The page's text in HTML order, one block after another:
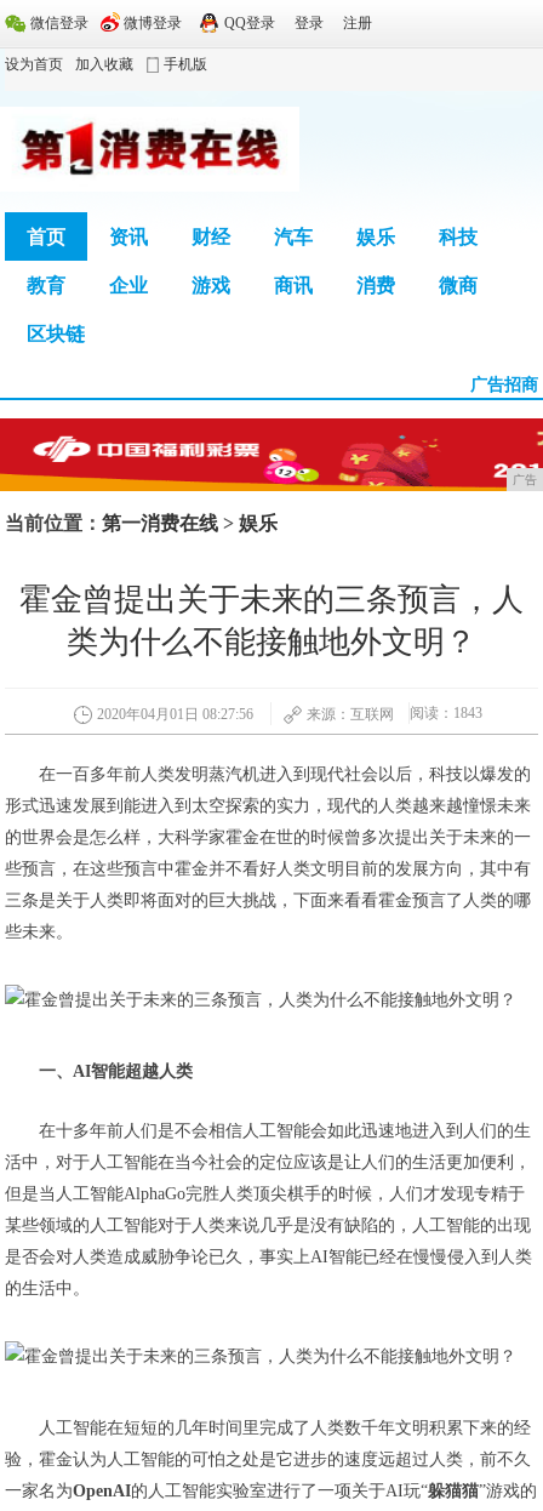
微信登录 微博登录 QQ登录 登录 注册
设为首页 加入收藏 手机版
首页 资讯 财经 汽车 娱乐 科技
教育 企业 游戏 商讯 消费 微商
区块链
广告招商
广告
当前位置：第一消费在线 >娱乐
霍金曾提出关于未来的三条预言，人
类为什么不能接触地外文明？
2020年04月01日 08:27:56 来源：互联网 阅读：1843
在一百多年前人类发明蒸汽机进入到现代社会以后，科技以爆发的
形式迅速发展到能进入到太空探索的实力，现代的人类越来越憧憬未来
的世界会是怎么样，大科学家霍金在世的时候曾多次提出关于未来的一
些预言，在这些预言中霍金并不看好人类文明目前的发展方向，其中有
三条是关于人类即将面对的巨大挑战，下面来看看霍金预言了人类的哪
些未来。
一、AI智能超越人类
在十多年前人们是不会相信人工智能会如此迅速地进入到人们的生
活中，对于人工智能在当今社会的定位应该是让人们的生活更加便利，
但是当人工智能AlphaGo完胜人类顶尖棋手的时候，人们才发现专精于
某些领域的人工智能对于人类来说几乎是没有缺陷的，人工智能的出现
是否会对人类造成威胁争论已久，事实上AI智能已经在慢慢侵入到人类
的生活中。
人工智能在短短的几年时间里完成了人类数千年文明积累下来的经
验，霍金认为人工智能的可怕之处是它进步的速度远超过人类，前不久
一家名为OpenAI的人工智能实验室进行了一项关于AI玩“躲猫猫”游戏的